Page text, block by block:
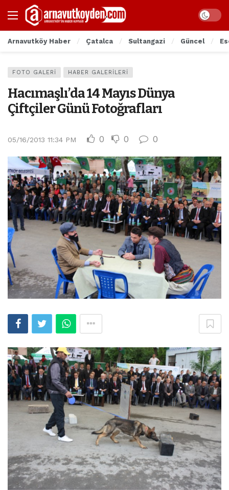
Arnavutköy Haber Çatalca Sultangazi Güncel
FOTO GALERI HABER GALERILERI
Hacımaşlı’da 14 Mayıs Dünya
Çiftçiler Günü Fotoğrafları
05/16/2013 11:34 PM 0 0 0